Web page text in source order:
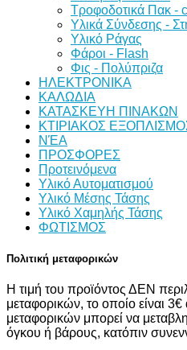
Τροφοδοτικά Πακ -
Υλικά Σύνδεσης -
Υλικό Ράγας
Φάροι - Flash
Φις - Πολύπριζα
ΗΛΕΚΤΡΟΝΙΚΑ
ΚΑΛΩΔΙΑ
ΚΑΤΑΣΚΕΥΗ ΠΙΝΑΚΩΝ
ΚΤΙΡΙΑΚΟΣ
ΝΈΑ
ΠΡΟΣΦΟΡΕΣ
Προτεινόμενα
Υλικό Αυτοματισμού
Υλικό Μέσης Τάσης
Υλικό Χαμηλής Τάσης
ΦΩΤΙΣΜΟΣ
Πολιτική μεταφορικών
Η τιμή του προϊόντος ΔΕΝ
μεταφορικών, το οποίο είναι
μεταφορικών μπορεί να
όγκου ή βάρους, κατόπιν